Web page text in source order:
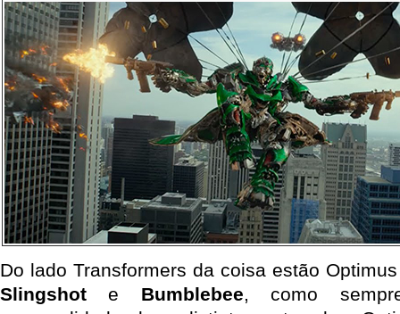
Do lado Transformers da coisa estão
Slingshot e Bumblebee, como